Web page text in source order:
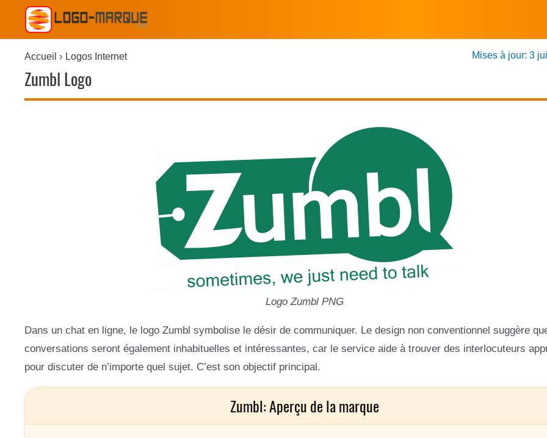
Accueil Logos Internet
Zumbl Logo
Mises à jour: 3
Logo Zumbl PNG
Dans un chat en ligne, le logo Zumbl symbolise le désir de communiquer. Le design non conventionnel suggère
conversations seront également inhabituelles et intéressantes, car le service aide à trouver des interlocuteurs
pour discuter de n’importe quel sujet. C’est son objectif principal.
Zumbl: Aperçu de la marque